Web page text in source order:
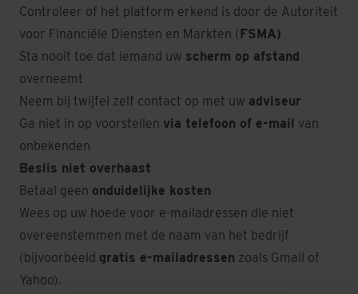
Controleer of het platform erkend is door de Autoriteit
voor Financiële Diensten en Markten ( FSMA)
Sta nooit toe dat iemand uw scherm op afstand
overneemt
Neem bij twijfel zelf contact op met uw adviseur
Ga niet in op voorstellen via telefoon of e-mail van
onbekenden
Beslis niet overhaast
Betaal geen onduidelijke kosten
Wees op uw hoede voor e-mailadressen die niet
overeenstemmen met de naam van het bedrijf
(bijvoorbeeld gratis e-mailadressen zoals Gmail of
Yahoo).